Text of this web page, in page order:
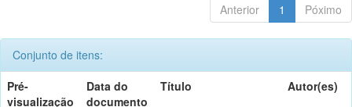
Anterior 1 Póximo
Conjunto de itens:
Pré-
visualização
Data do
documento
Título Autor(es)